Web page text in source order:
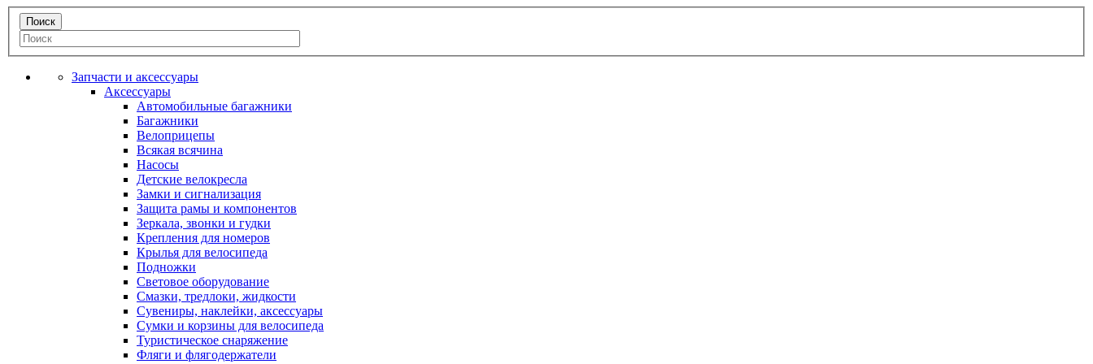
Запчасти и аксессуары
Аксессуары
Автомобильные багажники
Багажники
Велоприцепы
Всякая всячина
Насосы
Детские велокресла
Замки и сигнализация
Защита рамы и компонентов
Зеркала, звонки и гудки
Крепления для номеров
Крылья для велосипеда
Подножки
Световое оборудование
Смазки, тредлоки, жидкости
Сувениры, наклейки, аксессуары
Сумки и корзины для велосипеда
Туристическое снаряжение
Фляги и флягодержатели